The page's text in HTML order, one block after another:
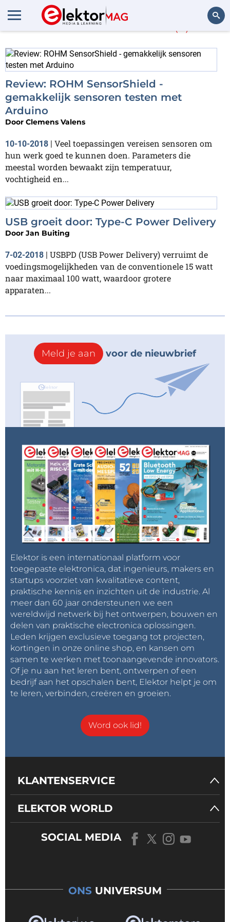
Meer overRohm
Review: ROHM SensorShield -
gemakkelijk sensoren testen met
Arduino
Door Clemens Valens
10-10-2018 | Veel toepassingen vereisen sensoren om
hun werk goed te kunnen doen. Parameters die
meestal worden bewaakt zijn temperatuur,
vochtigheid en...
USB groeit door: Type-C Power Delivery
Door Jan Buiting
7-02-2018 | USBPD (USB Power Delivery) verruimt de
voedingsmogelijkheden van de conventionele 15 watt
naar maximaal 100 watt, waardoor grotere
apparaten...
Meld je aan voor de nieuwbrief
Elektor is een internationaal platform voor
toegepaste elektronica, dat ingenieurs, makers en
startups voorziet van kwalitatieve content,
praktische kennis en inzichten uit de industrie. Al
meer dan 60 jaar ondersteunen we een
wereldwijd netwerk bij het ontwerpen, bouwen en
delen van praktische electronica oplossingen.
Leden krijgen exclusieve toegang tot projecten,
kortingen in onze online shop, en kansen om
samen te werken met toonaangevende innovators.
Of je nu aan het leren bent, ontwerpen of een
bedrijf aan het opschalen bent, Elektor helpt je om
te leren, verbinden, creëren en groeien.
Word ook lid!
KLANTENSERVICE
ELEKTOR WORLD
SOCIAL MEDIA
ONS UNIVERSUM